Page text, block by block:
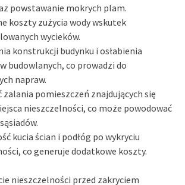
powstawanie mokrych plam.
koszty zużycia wody wskutek
wycieków.
konstrukcji budynku i osłabienia
budowlanych, co prowadzi do
napraw.
zalania pomieszczeń znajdujących się
nieszczelności, co może powodować
kucia ścian i podłóg po wykryciu
co generuje dodatkowe koszty.
nieszczelności przed zakryciem